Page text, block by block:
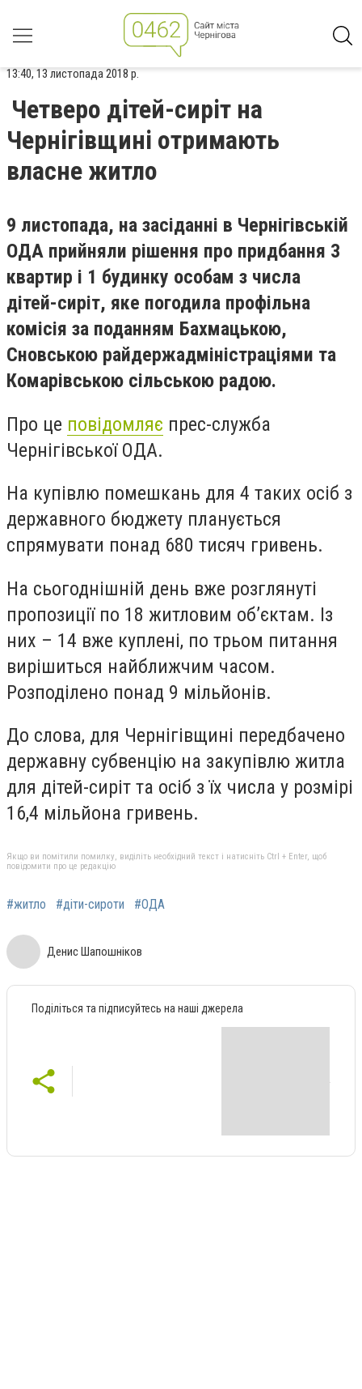
13:40, 13 листопада 2018 р.
Четверо дітей-сиріт на
Чернігівщині отримають
власне житло
9 листопада, на засіданні в Чернігівській
ОДА прийняли рішення про придбання 3
квартир і 1 будинку особам з числа
дітей-сиріт, яке погодила профільна
комісія за поданням Бахмацькою,
Сновською райдержадміністраціями та
Комарівською сільською радою.
Про це повідомляє прес-служба
Чернігівської ОДА.
На купівлю помешкань для 4 таких осіб з
державного бюджету планується
спрямувати понад 680 тисяч гривень.
На сьогоднішній день вже розглянуті
пропозиції по 18 житловим об’єктам. Із
них – 14 вже куплені, по трьом питання
вирішиться найближчим часом.
Розподілено понад 9 мільйонів.
До слова, для Чернігівщині передбачено
державну субвенцію на закупівлю житла
для дітей-сиріт та осіб з їх числа у розмірі
16,4 мільйона гривень.
Якщо ви помітили помилку, виділіть необхідний текст і натисніть Ctrl + Enter, щоб
повідомити про це редакцію
#житло #діти-сироти #ОДА
Денис Шапошніков
Поділіться та підписуйтесь на наші джерела